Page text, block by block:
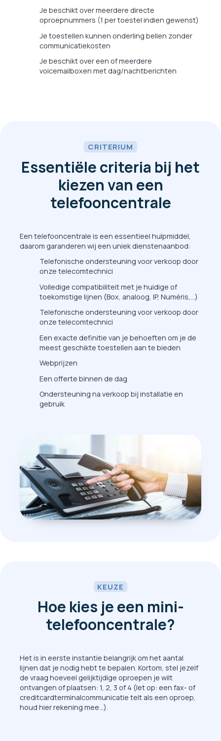
Je beschikt over meerdere directe
oproepnummers (1 per toestel indien gewenst)
Je toestellen kunnen onderling bellen zonder
communicatiekosten
Je beschikt over een of meerdere
voicemailboxen met dag/nachtberichten
CRITERIUM
Essentiële criteria bij het
kiezen van een
telefooncentrale
Een telefooncentrale is een essentieel hulpmiddel,
daarom garanderen wij een uniek dienstenaanbod:
Telefonische ondersteuning voor verkoop door
onze telecomtechnici
Volledige compatibiliteit met je huidige of
toekomstige lijnen (Box, analoog, IP, Numéris,...)
Telefonische ondersteuning voor verkoop door
onze telecomtechnici
Een exacte definitie van je behoeften om je de
meest geschikte toestellen aan te bieden
Webprijzen
Een offerte binnen de dag
Ondersteuning na verkoop bij installatie en
gebruik
KEUZE
Hoe kies je een mini-
telefooncentrale?
Het is in eerste instantie belangrijk om het aantal
lijnen dat je nodig hebt te bepalen. Kortom, stel jezelf
de vraag hoeveel gelijktijdige oproepen je wilt
ontvangen of plaatsen: 1, 2, 3 of 4 (let op: een fax- of
creditcardterminalcommunicatie telt als een oproep,
houd hier rekening mee...).